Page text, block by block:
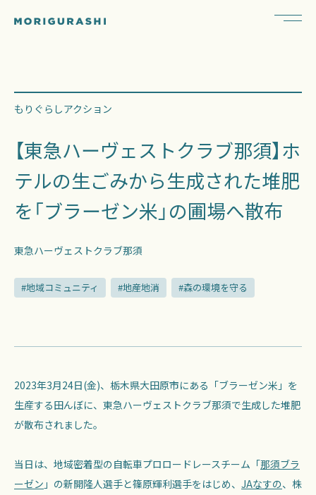
もりぐらしアクション
【東急ハーヴェストクラブ那須】ホ
テルの生ごみから生成された堆肥
を「ブラーゼン米」の圃場へ散布
東急ハーヴェストクラブ那須
#地域コミュニティ #地産地消 #森の環境を守る
2023年3月24日(金)、栃木県大田原市にある「ブラーゼン米」を
生産する田んぼに、東急ハーヴェストクラブ那須で生成した堆肥
が散布されました。
当日は、地域密着型の自転車プロロードレースチーム「那須ブラ
ーゼン 」の新開隆人選手と篠原輝利選手をはじめ、 JAなすの、株